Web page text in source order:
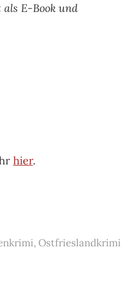
E-Book und
hier.
, Ostfrieslandkrimi